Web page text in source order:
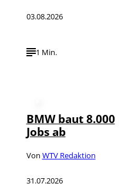
03.08.2026
1 Min.
BMW baut 8.000
Jobs ab
Von WTV Redaktion
31.07.2026